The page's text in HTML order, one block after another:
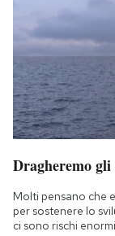
Dragheremo gli
Molti pensano che
per sostenere lo
ci sono rischi enormi